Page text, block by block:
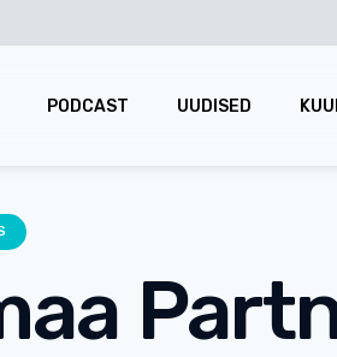
PODCAST UUDISED